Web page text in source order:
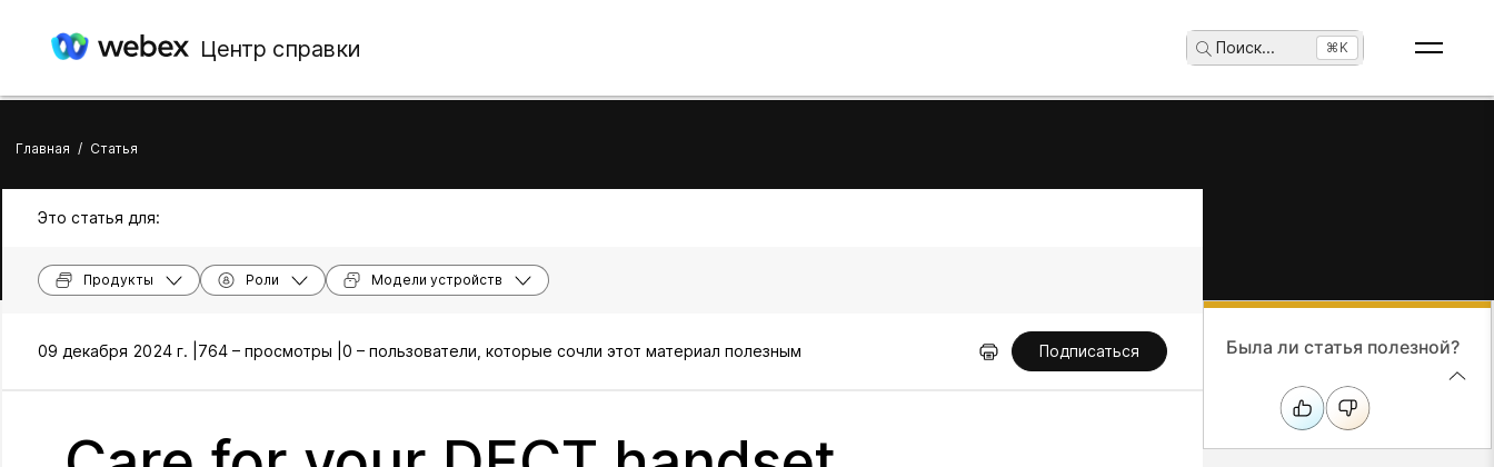
Центр справки Поиск... ⌘K
Главная / Статья
Это статья для:
Продукты Роли Модели устройств
09 декабря 2024 г. | 764 – просмотры | 0 – пользователи, которые сочли этот материал полезным Подписаться Была ли статья полезной?